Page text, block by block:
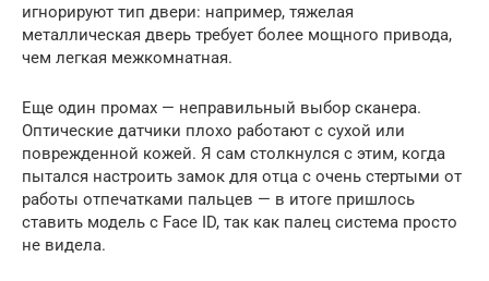
игнорируют тип двери: например, тяжелая
металлическая дверь требует более мощного привода,
чем легкая межкомнатная.
Еще один промах — неправильный выбор сканера.
Оптические датчики плохо работают с сухой или
поврежденной кожей. Я сам столкнулся с этим, когда
пытался настроить замок для отца с очень стертыми от
работы отпечатками пальцев — в итоге пришлось
ставить модель с Face ID, так как палец система просто
не видела.